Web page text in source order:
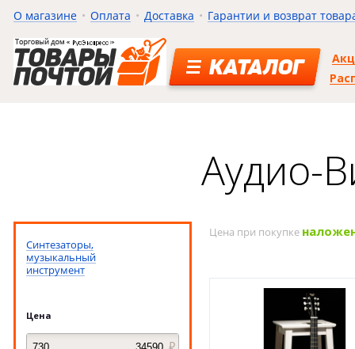
О магазине Оплата Доставка Гарантии и возврат
КАТАЛОГ
Аудио-
Синтезаторы,
музыкальный
инструмент
Цена
Цена при покупке